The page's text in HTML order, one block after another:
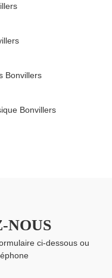
Bonvillers
Bonvillers
NOUS
ci-dessous ou